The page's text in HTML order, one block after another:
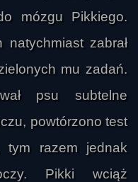
mózgu Pikkiego.
zabrał
mu zadań.
psu subtelne
powtórzono test
tym razem jednak
Pikki wciąż